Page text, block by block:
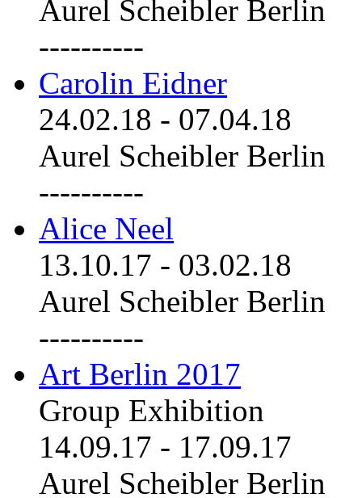
Aurel Scheibler Berlin
----------
Carolin Eidner
24.02.18 - 07.04.18
Aurel Scheibler Berlin
----------
Alice Neel
13.10.17 - 03.02.18
Aurel Scheibler Berlin
----------
Art Berlin 2017
Group Exhibition
14.09.17 - 17.09.17
Aurel Scheibler Berlin